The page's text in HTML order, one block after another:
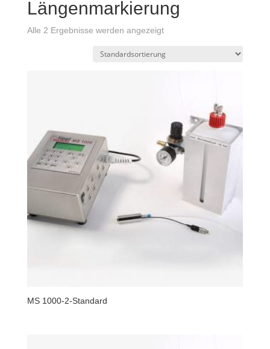
Längenmarkierung
Alle 2 Ergebnisse werden angezeigt
MS 1000-2-Standard